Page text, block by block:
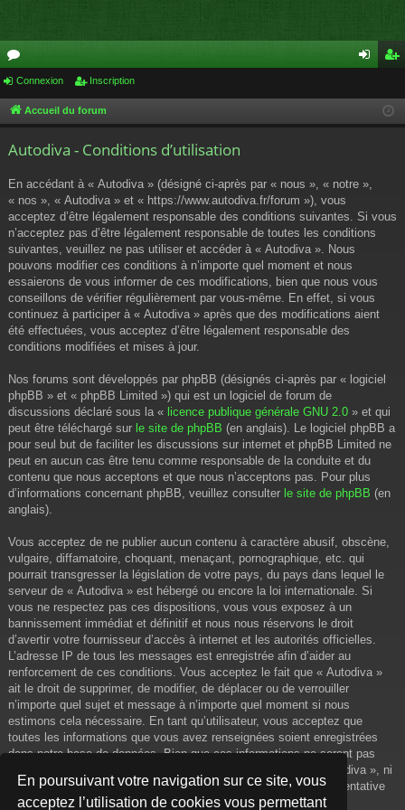
En poursuivant votre navigation sur ce site, vous
acceptez l’utilisation de cookies vous permettant
or
u cri
Connexion Inscription
Accueil du forum
Autodiva - Conditions d’utilisation
En accédant à « Autodiva » (désigné ci-après par « nous », « notre »,
« nos », « Autodiva » et « https://www.autodiva.fr/forum »), vous
acceptez d’être légalement responsable des conditions suivantes. Si vous
n’acceptez pas d’être légalement responsable de toutes les conditions
suivantes, veuillez ne pas utiliser et accéder à « Autodiva ». Nous
pouvons modifier ces conditions à n’importe quel moment et nous
essaierons de vous informer de ces modifications, bien que nous vous
conseillons de vérifier régulièrement par vous-même. En effet, si vous
continuez à participer à « Autodiva » après que des modifications aient
été effectuées, vous acceptez d’être légalement responsable des
conditions modifiées et mises à jour.
Nos forums sont développés par phpBB (désignés ci-après par « logiciel
phpBB » et « phpBB Limited ») qui est un logiciel de forum de
discussions déclaré sous la « licence publique générale GNU 2.0 » et qui
peut être téléchargé sur le site de phpBB (en anglais). Le logiciel phpBB a
pour seul but de faciliter les discussions sur internet et phpBB Limited ne
peut en aucun cas être tenu comme responsable de la conduite et du
contenu que nous acceptons et que nous n’acceptons pas. Pour plus
d’informations concernant phpBB, veuillez consulter le site de phpBB (en
anglais).
Vous acceptez de ne publier aucun contenu à caractère abusif, obscène,
vulgaire, diffamatoire, choquant, menaçant, pornographique, etc. qui
pourrait transgresser la législation de votre pays, du pays dans lequel le
serveur de « Autodiva » est hébergé ou encore la loi internationale. Si
vous ne respectez pas ces dispositions, vous vous exposez à un
bannissement immédiat et définitif et nous nous réservons le droit
d’avertir votre fournisseur d’accès à internet et les autorités officielles.
L’adresse IP de tous les messages est enregistrée afin d’aider au
renforcement de ces conditions. Vous acceptez le fait que « Autodiva »
ait le droit de supprimer, de modifier, de déplacer ou de verrouiller
n’importe quel sujet et message à n’importe quel moment si nous
estimons cela nécessaire. En tant qu’utilisateur, vous acceptez que
toutes les informations que vous avez renseignées soient enregistrées
dans notre base de données. Bien que ces informations ne seront pas
diffusées à une tierce partie sans votre consentement, ni « Autodiva », ni
phpBB, ne pourront être tenus comme responsables en cas de tentative
de piratage informatique visant à compromettre vos données.